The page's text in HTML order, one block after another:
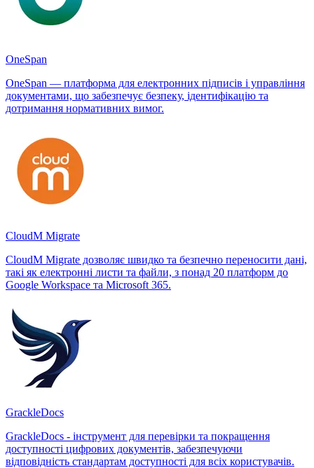
OneSpan
OneSpan — платформа для електронних підписів і управління
документами, що забезпечує безпеку, ідентифікацію та
дотримання нормативних вимог.
CloudM Migrate
CloudM Migrate дозволяє швидко та безпечно переносити дані,
такі як електронні листи та файли, з понад 20 платформ до
Google Workspace та Microsoft 365.
GrackleDocs
GrackleDocs - інструмент для перевірки та покращення
доступності цифрових документів, забезпечуючи
відповідність стандартам доступності для всіх користувачів.